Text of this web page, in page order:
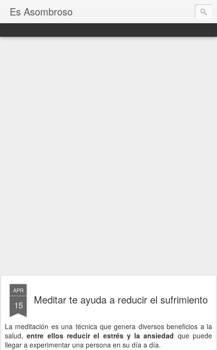
Es Asombroso
APR
15 Meditar te ayuda a reducir el sufrimiento
La meditación es una técnica que genera diversos beneficios a la
salud, entre ellos reducir el estrés y la ansiedad que puede
llegar a experimentar una persona en su día a día.